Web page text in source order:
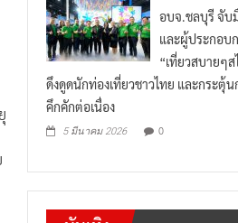
และผู้ประกอบ
“เที่ยวสบายๆส
ดึงดูดนักท่องเที่ยวชาวไทย และกระตุ้น
คึกคักต่อเนื่อง
บันเทิง